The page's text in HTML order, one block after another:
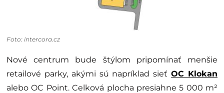
Foto: intercora.cz
Nové centrum bude štýlom pripomínať menšie
retailové parky, akými sú napríklad sieťOC Klokan
alebo OC Point. Celková plocha presiahne 5 000 m²